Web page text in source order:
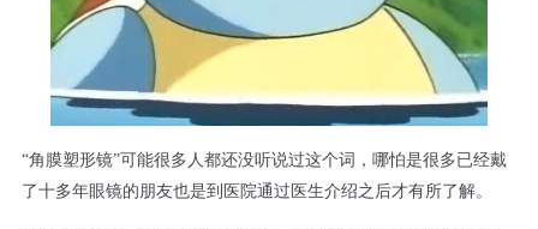
“角膜塑形镜”可能很多人都还没听说过这个词，哪怕是很多已经戴
了十多年眼镜的朋友也是到医院通过医生介绍之后才有所了解。